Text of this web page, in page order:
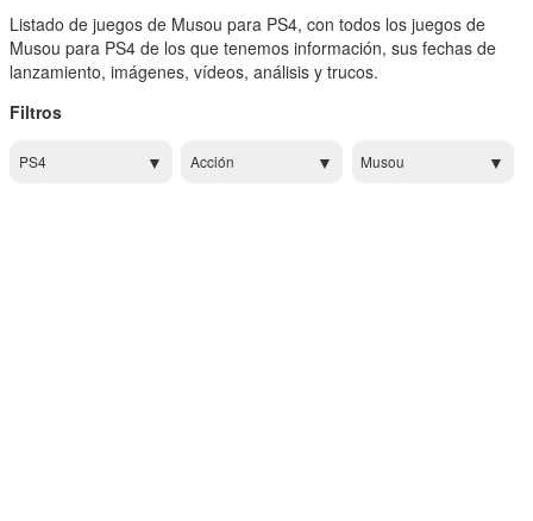
Listado de juegos de Musou para PS4, con todos los juegos de
Musou para PS4 de los que tenemos información, sus fechas de
lanzamiento, imágenes, vídeos, análisis y trucos.
Filtros
PS4 Acción Musou